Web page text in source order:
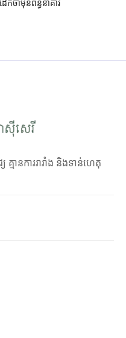
ចាំមុនពន្ធនាគារ
មានការរារាំង និងទាន់ហេតុ